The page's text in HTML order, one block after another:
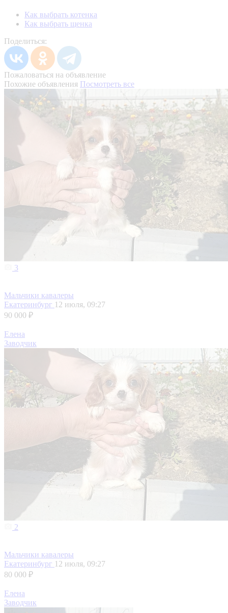
Как выбрать котенка
Как выбрать щенка
Поделиться:
Пожаловаться на объявление
Похожие объявления Посмотреть все
3
Мальчики кавалеры
Екатеринбург 12 июля, 09:27
90 000 ₽
Елена
Заводчик
2
Мальчики кавалеры
Екатеринбург 12 июля, 09:27
80 000 ₽
Елена
Заводчик